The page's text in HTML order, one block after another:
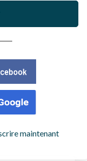
maintenant